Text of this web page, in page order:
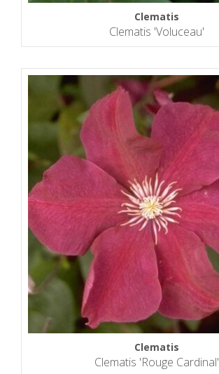
Clematis
Clematis 'Voluceau'
Clematis
Clematis 'Rouge Cardinal'